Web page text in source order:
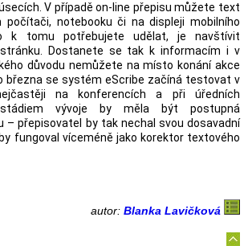
V případě on-line přepisu můžete text
notebooku či na displeji mobilního
k tomu potřebujete udělat, je navštívit
Dostanete se tak k informacím i v
důvodu nemůžete na místo konání akce
března se systém eScribe začíná testovat v
na konferencích a při úředních
stádiem vývoje by měla být postupná
– přepisovatel by tak nechal svou dosavadní
fungoval víceméně jako korektor textového
autor: Blanka Lavičková